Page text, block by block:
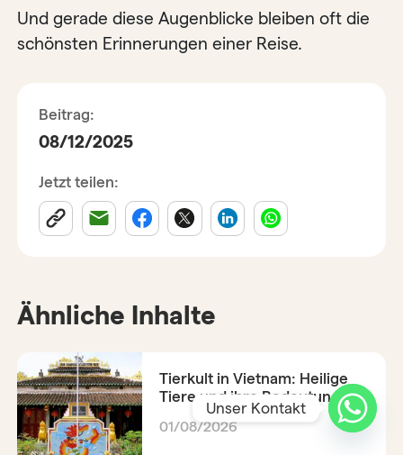
Und gerade diese Augenblicke bleiben oft die
schönsten Erinnerungen einer Reise.
Beitrag:
08/12/2025
Jetzt teilen:
Ähnliche Inhalte
Tierkult in Vietnam: Heilige
Tiere und ihre Bedeutung
01/08/2026
Unser Kontakt